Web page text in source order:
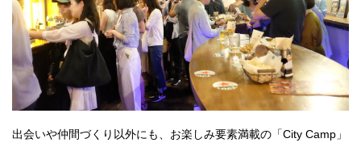
出会いや仲間づくり以外にも、お楽しみ要素満載の「City Camp」